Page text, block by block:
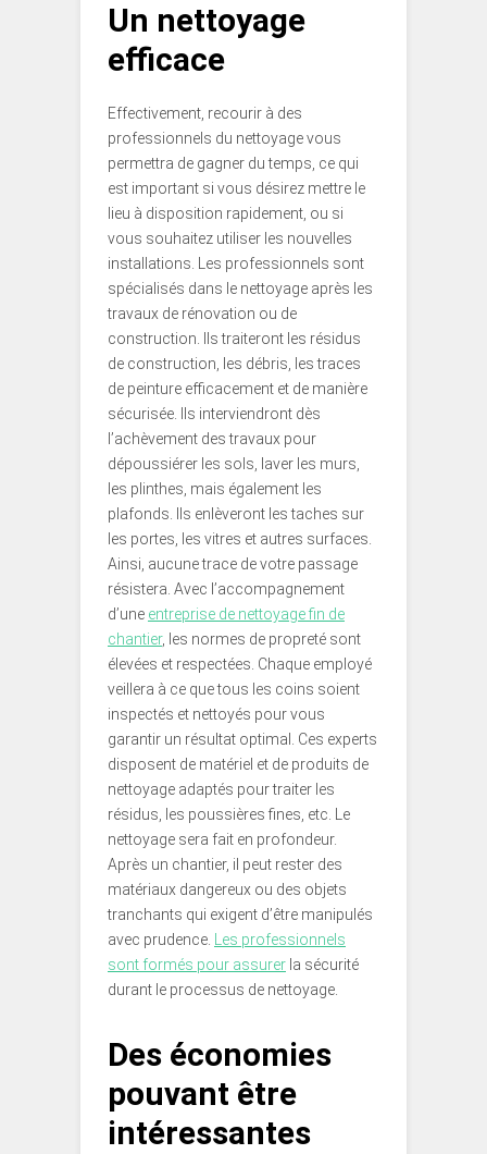
Un nettoyage
efficace
Effectivement, recourir à des
professionnels du nettoyage vous
permettra de gagner du temps, ce qui
est important si vous désirez mettre le
lieu à disposition rapidement, ou si
vous souhaitez utiliser les nouvelles
installations. Les professionnels sont
spécialisés dans le nettoyage après les
travaux de rénovation ou de
construction. Ils traiteront les résidus
de construction, les débris, les traces
de peinture efficacement et de manière
sécurisée. Ils interviendront dès
l’achèvement des travaux pour
dépoussiérer les sols, laver les murs,
les plinthes, mais également les
plafonds. Ils enlèveront les taches sur
les portes, les vitres et autres surfaces.
Ainsi, aucune trace de votre passage
résistera. Avec l’accompagnement
d’une entreprise de nettoyage fin de
chantier, les normes de propreté sont
élevées et respectées. Chaque employé
veillera à ce que tous les coins soient
inspectés et nettoyés pour vous
garantir un résultat optimal. Ces experts
disposent de matériel et de produits de
nettoyage adaptés pour traiter les
résidus, les poussières fines, etc. Le
nettoyage sera fait en profondeur.
Après un chantier, il peut rester des
matériaux dangereux ou des objets
tranchants qui exigent d’être manipulés
avec prudence.
Les professionnels
sont formés pour assurer la sécurité
durant le processus de nettoyage.
Des économies
pouvant être
intéressantes